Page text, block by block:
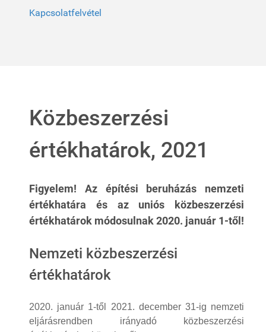
Kapcsolatfelvétel
Közbeszerzési
értékhatárok, 2021
Figyelem! Az építési beruházás nemzeti
értékhatára és az uniós közbeszerzési
értékhatárok módosulnak 2020. január 1-től!
Nemzeti közbeszerzési
értékhatárok
2020. január 1-től 2021. december 31-ig nemzeti
eljárásrendben irányadó közbeszerzési